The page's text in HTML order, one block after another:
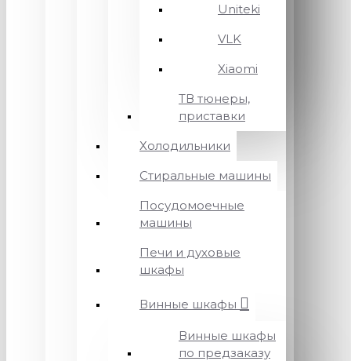
Uniteki
VLK
Xiaomi
ТВ тюнеры,
приставки
Холодильники
Стиральные машины
Посудомоечные
машины
Печи и духовые
шкафы
Винные шкафы
Винные шкафы
по предзаказу